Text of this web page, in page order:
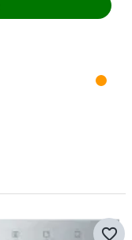
favorite_border